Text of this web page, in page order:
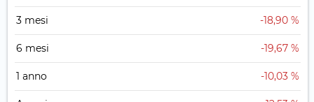
3 mesi -18,90 %
6 mesi -19,67 %
1 anno -10,03 %